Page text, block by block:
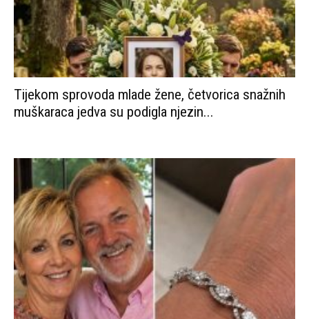
Tijekom sprovoda mlade žene, četvorica snažnih
muškaraca jedva su podigla njezin...